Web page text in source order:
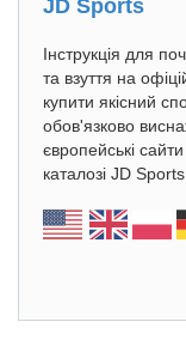
JD Sports
Інструкція для
та взуття на
купити якісний
обов'язково
європейські
каталозі JD